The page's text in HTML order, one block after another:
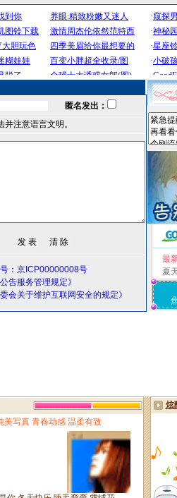
匿名发出：
注意语言文明。
：京ICP00000008号
告服务管理规定》
会关于维护互联网安全的规定》
最
夏